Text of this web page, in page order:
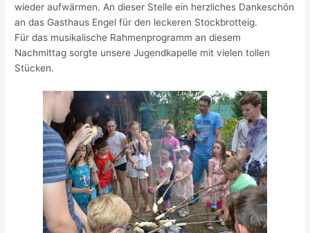
wieder aufwärmen. An dieser Stelle ein herzliches Dankeschön
an das Gasthaus Engel für den leckeren Stockbrotteig.
Für das musikalische Rahmenprogramm an diesem
Nachmittag sorgte unsere Jugendkapelle mit vielen tollen
Stücken.